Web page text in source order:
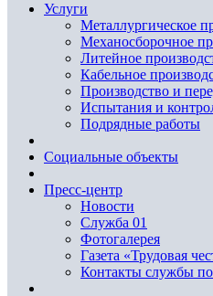
Услуги
Металлургическое
Механосборочное
Литейное
Кабельное
Производство и
Испытания и
Подрядные работы
Социальные объекты
Пресс-центр
Новости
Служба 01
Фотогалерея
Газета «Трудовая
Контакты службы